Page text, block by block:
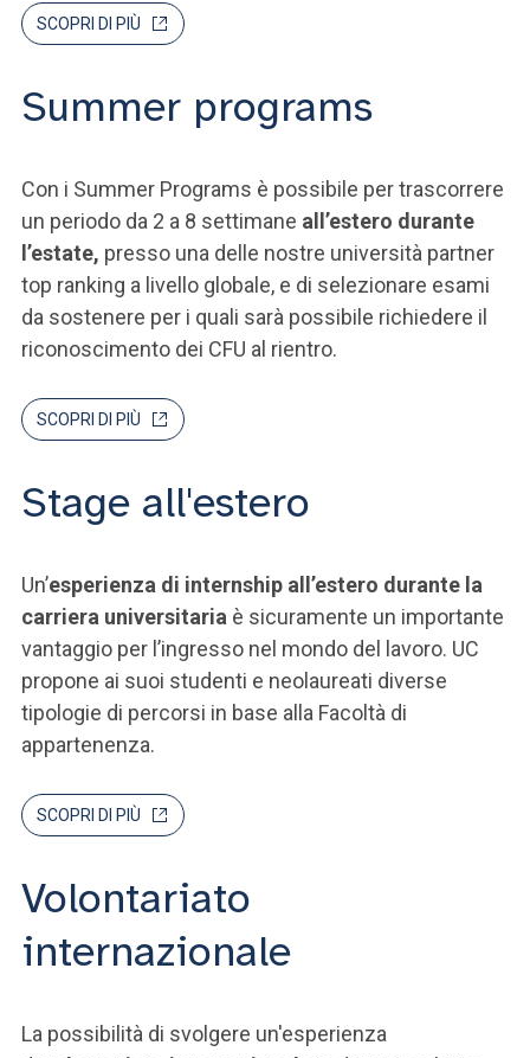
SCOPRI DI PIÙ
Summer programs
Con i Summer Programs è possibile per trascorrere
un periodo da 2 a 8 settimane all’estero durante
l’estate, presso una delle nostre università partner
top ranking a livello globale, e di selezionare esami
da sostenere per i quali sarà possibile richiedere il
riconoscimento dei CFU al rientro.
SCOPRI DI PIÙ
Stage all'estero
Un’esperienza di internship all’estero durante la
carriera universitaria è sicuramente un importante
vantaggio per l’ingresso nel mondo del lavoro. UC
propone ai suoi studenti e neolaureati diverse
tipologie di percorsi in base alla Facoltà di
appartenenza.
SCOPRI DI PIÙ
Volontariato
internazionale
La possibilità di svolgere un'esperienza